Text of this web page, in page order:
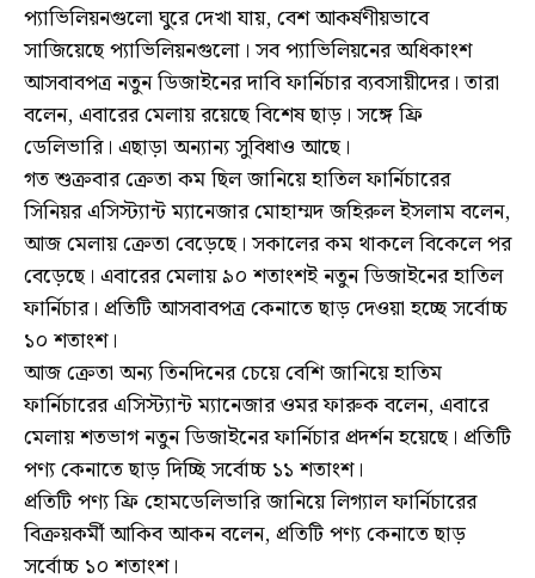
প্যাভিলিয়নগুলো ঘুরে দেখা যায়, বেশ আকর্ষণীয়ভাবে
সাজিয়েছে প্যাভিলিয়নগুলো। সব প্যাভিলিয়নের অধিকাংশ
আসবাবপত্র নতুন ডিজাইনের দাবি ফার্নিচার ব্যবসায়ীদের। তারা
বলেন, এবারের মেলায় রয়েছে বিশেষ ছাড়। সঙ্গে ফ্রি
ডেলিভারি। এছাড়া অন্যান্য সুবিধাও আছে।
গত শুক্রবার ক্রেতা কম ছিল জানিয়ে হাতিল ফার্নিচারের
সিনিয়র এসিস্ট্যান্ট ম্যানেজার মোহাম্মদ জহিরুল ইসলাম বলেন,
আজ মেলায় ক্রেতা বেড়েছে। সকালের কম থাকলে বিকেলে পর
বেড়েছে। এবারের মেলায় ৯০ শতাংশই নতুন ডিজাইনের হাতিল
ফার্নিচার। প্রতিটি আসবাবপত্র কেনাতে ছাড় দেওয়া হচ্ছে সর্বোচ্চ
১০ শতাংশ।
আজ ক্রেতা অন্য তিনদিনের চেয়ে বেশি জানিয়ে হাতিম
ফার্নিচারের এসিস্ট্যান্ট ম্যানেজার ওমর ফারুক বলেন, এবারে
মেলায় শতভাগ নতুন ডিজাইনের ফার্নিচার প্রদর্শন হয়েছে। প্রতিটি
পণ্য কেনাতে ছাড় দিচ্ছি সর্বোচ্চ ১১ শতাংশ।
প্রতিটি পণ্য ফ্রি হোমডেলিভারি জানিয়ে লিগ্যাল ফার্নিচারের
বিক্রয়কর্মী আকিব আকন বলেন, প্রতিটি পণ্য কেনাতে ছাড়
সর্বোচ্চ ১০ শতাংশ।